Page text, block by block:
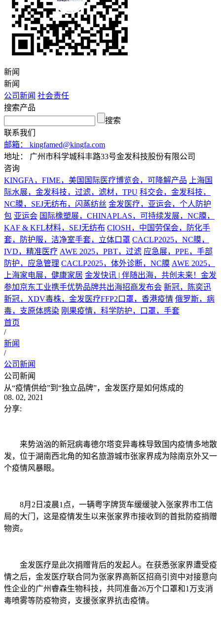
新闻
新闻
公司新闻 社会责任
搜索产品
搜索
联系我们
邮箱：
kingfamed@kingfa.com
地址：
广州市科学城科丰路33号金发科技股份有限公司
咨询
KINGFA，FIME，美国国际医疗博览会，可降解产品
上海国
际水展，金发科技，过滤，滤材，TPU 科交会，金发科技，
NC膜，SEJ无纺布，闪蒸纺丝 金发医疗，亚运会，个人防护
包 亚运会 国际橡塑展，CHINAPLAS，可持续发展，NC膜，
KAF & KFL材料，SEJ无纺布 CIOSH，中国劳保会，防化手
套，防护服，洁净室手套，立体口罩 CACLP2025，NC膜，
IVD，精准医疗 AWE 2025，PBT，过滤 应急展，PPE，手部
防护，应急管理 CACLP2025，体外诊断，NC膜 AWE 2025，
上海家电展，健康家居 金发快讯 | 伴随出海，共创未来！金发
参加京东工业携手优势品牌共出海招商发布会 新冠，陈奕迅
新冠，XDV毒株，金发医疗FFP2口罩，香港疫情 俄罗斯，病
毒，支原体感染 刚果疫情，科学防护，口罩，手套
首页
/
新闻
/
公司新闻
公司新闻
从“疫情供给”到“独立品牌”，金发医疗是如何炼成的
08. 02, 2021
分享:
来势汹汹的新冠病毒德尔塔变异毒株导致国内疫情多地散
发，位于湖南西北角的知名旅游城市张家界成为除南京外又一
个疫情风暴眼。
8月2日凌晨1点，一辆粤字牌货车缓缓驶入张家界市工信
局的大门，这是疫情发生以来张家界市接收到的首批防疫捐赠
物资。
金发医疗是此次捐赠背后的发起人。在获悉张家界遭受疫
情之后，金发医疗联合同为张家界高新区招商引资中对接意向
性企业的广州睿森生物科技，共同准备26万个口罩和1万支消
毒喷雾等防疫物资，支援张家界抗击疫情。